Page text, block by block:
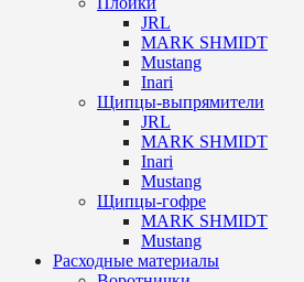
JRL
MARK SHMIDT
Mustang
Inari
Щипцы-выпрямители
JRL
MARK SHMIDT
Inari
Mustang
Щипцы-гофре
MARK SHMIDT
Mustang
Расходные материалы